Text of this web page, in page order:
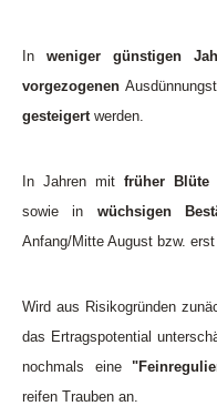
In weniger günstigen
vorgezogenen
gesteigertwerden.
In Jahren mit früher Blüte,
sowie in wüchsigen
Anfang/Mitte August bzw.
Wird aus Risikogründen
das Ertragspotential
nochmals eine
reifen Trauben an.